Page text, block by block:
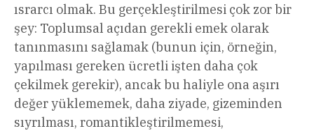
ısrarcı olmak. Bu gerçekleştirilmesi çok zor bir
şey: Toplumsal açıdan gerekli emek olarak
tanınmasını sağlamak (bunun için, örneğin,
yapılması gereken ücretli işten daha çok
çekilmek gerekir), ancak bu haliyle ona aşırı
değer yüklememek, daha ziyade, gizeminden
sıyrılması, romantikleştirilmemesi,